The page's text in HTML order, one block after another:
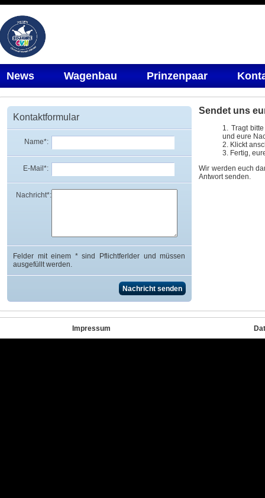
News Wagenbau Prinzenpaar
Sendet uns
Tragt
und eure
Klickt
Fertig,
Wir werden euch
Antwort senden.
Kontaktformular
Name*:
E-Mail*:
Nachricht*:
Felder mit einem * sind Pflichtferlder und müssen
ausgefüllt werden.
Impressum